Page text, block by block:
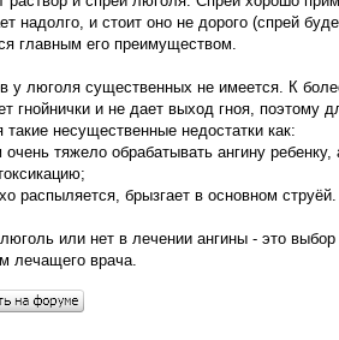
надолго, и стоит оно не дорого (спрей
главным его преимуществом.
у люголя существенных не имеется. К
гнойнички и не дает выход гноя,
такие несущественные недостатки как:
очень тяжело обрабатывать ангину
распыляется, брызгает в основном струёй.
или нет в лечении ангины - это
лечащего врача.